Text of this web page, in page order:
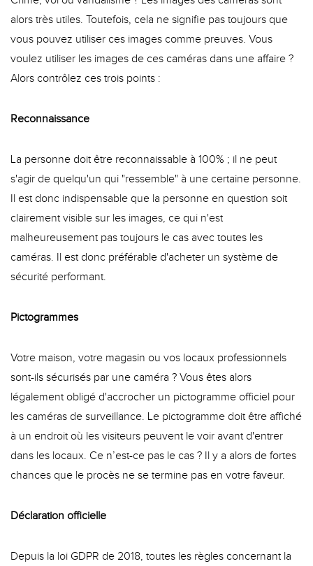
FR
à
alors très utiles. Toutefois, cela ne signifie pas toujours que
vous pouvez utiliser ces images comme preuves. Vous
voulez utiliser les images de ces caméras dans une affaire ?
Alors contrôlez ces trois points :
Reconnaissance
La personne doit être reconnaissable à 100% ; il ne peut
s'agir de quelqu'un qui "ressemble" à une certaine personne.
Il est donc indispensable que la personne en question soit
clairement visible sur les images, ce qui n'est
malheureusement pas toujours le cas avec toutes les
caméras. Il est donc préférable d'acheter un système de
sécurité performant.
Pictogrammes
Votre maison, votre magasin ou vos locaux professionnels
sont-ils sécurisés par une caméra ? Vous êtes alors
légalement obligé d'accrocher un pictogramme officiel pour
les caméras de surveillance. Le pictogramme doit être affiché
à un endroit où les visiteurs peuvent le voir avant d'entrer
dans les locaux. Ce n’est-ce pas le cas ? Il y a alors de fortes
chances que le procès ne se termine pas en votre faveur.
Déclaration officielle
Depuis la loi GDPR de 2018, toutes les règles concernant la